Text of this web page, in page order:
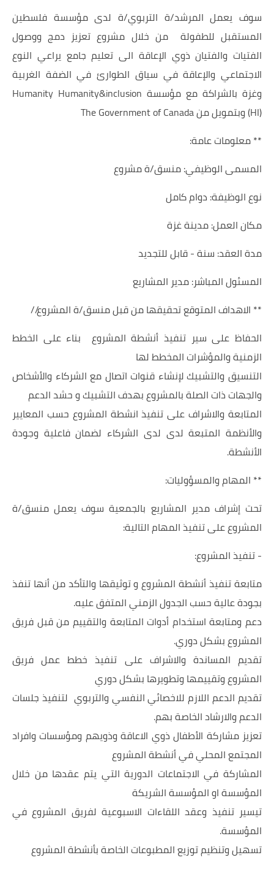
سوف يعمل المرشد/ة التربوي/ة لدى مؤسسة فلسطين
المستقبل للطفولة من خلال مشروع تعزيز دمج ووصول
الفتيات والفتيان ذوي الإعاقة الى تعليم جامع يراعي النوع
الاجتماعي والإعاقة في سياق الطوارئ في الضفة الغربية
وغزة بالشراكة مع مؤسسة Humanity Humanity&inclusion
(HI) وبتمويل من The Government of Canada
** معلومات عامة:
المسمى الوظيفي: منسق/ة مشروع
نوع الوظيفة: دوام كامل
مكان العمل: مدينة غزة
مدة العقد: سنة - قابل للتجديد
المسئول المباشر: مدير المشاريع
** الاهداف المتوقع تحقيقها من قبل منسق/ة المشروع//
الحفاظ على سير تنفيذ أنشطة المشروع بناء على الخطط
الزمنية والمؤشرات المخطط لها
التنسيق والتشبيك لإنشاء قنوات اتصال مع الشركاء والأشخاص
والجهات ذات الصلة بالمشروع بهدف التشبيك و حشد الدعم
المتابعة والاشراف على تنفيذ انشطة المشروع حسب المعايير
والأنظمة المتبعة لدى لدى الشركاء لضمان فاعلية وجودة
الأنشطة.
** المهام والمسؤوليات:
تحت إشراف مدير المشاريع بالجمعية سوف يعمل منسق/ة
المشروع على تنفيذ المهام التالية:
- تنفيذ المشروع:
متابعة تنفيذ أنشطة المشروع و توثيقها والتأكد من أنها تنفذ
بجودة عالية حسب الجدول الزمني المتفق عليه.
دعم ومتابعة استخدام أدوات المتابعة والتقييم من قبل فريق
المشروع بشكل دوري.
تقديم المساندة والاشراف على تنفيذ خطط عمل فريق
المشروع وتقييمها وتطويرها بشكل دوري
تقديم الدعم اللازم للاخصائي النفسي والتربوي لتنفيذ جلسات
الدعم والارشاد الخاصة بهم.
تعزيز مشاركة الأطفال ذوي الاعاقة وذويهم ومؤسسات وافراد
المجتمع المحلي في أنشطة المشروع
المشاركة في الاجتماعات الدورية التي يتم عقدها من خلال
المؤسسة او المؤسسة الشريكة
تيسير تنفيذ وعقد اللقاءات الاسبوعية لفريق المشروع في
المؤسسة.
تسهيل وتنظيم توزيع المطبوعات الخاصة بأنشطة المشروع